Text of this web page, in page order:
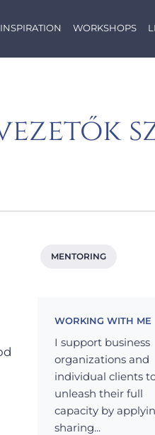
INSPIRATION WORKSHOPS
MENTORING
WORKING WITH ME
I support business
organizations and
individual clients
unleash their full
capacity by
sharing...